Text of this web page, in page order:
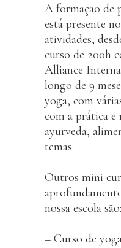
A formação de
está presente
atividades,
curso de 200h
Alliance
longo de 9
yoga, com
com a prática e
ayurveda,
temas.
Outros mini
nossa escola são:
– Curso de